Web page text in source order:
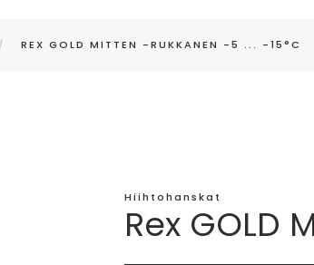
REX GOLD MITTEN -RUKKANEN -5 ... -15°C
Hiihtohanskat
Rex GOLD